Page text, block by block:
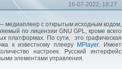
16-07-2022, 18:27
медиаплеер с открытым исходным кодом,
по лицензии GNU GPL, кроме всего
платформах. По сути, это графическая
к известному плееру
MPlayer. Имеет
настроек. Русский интерфейс
элементами управления.